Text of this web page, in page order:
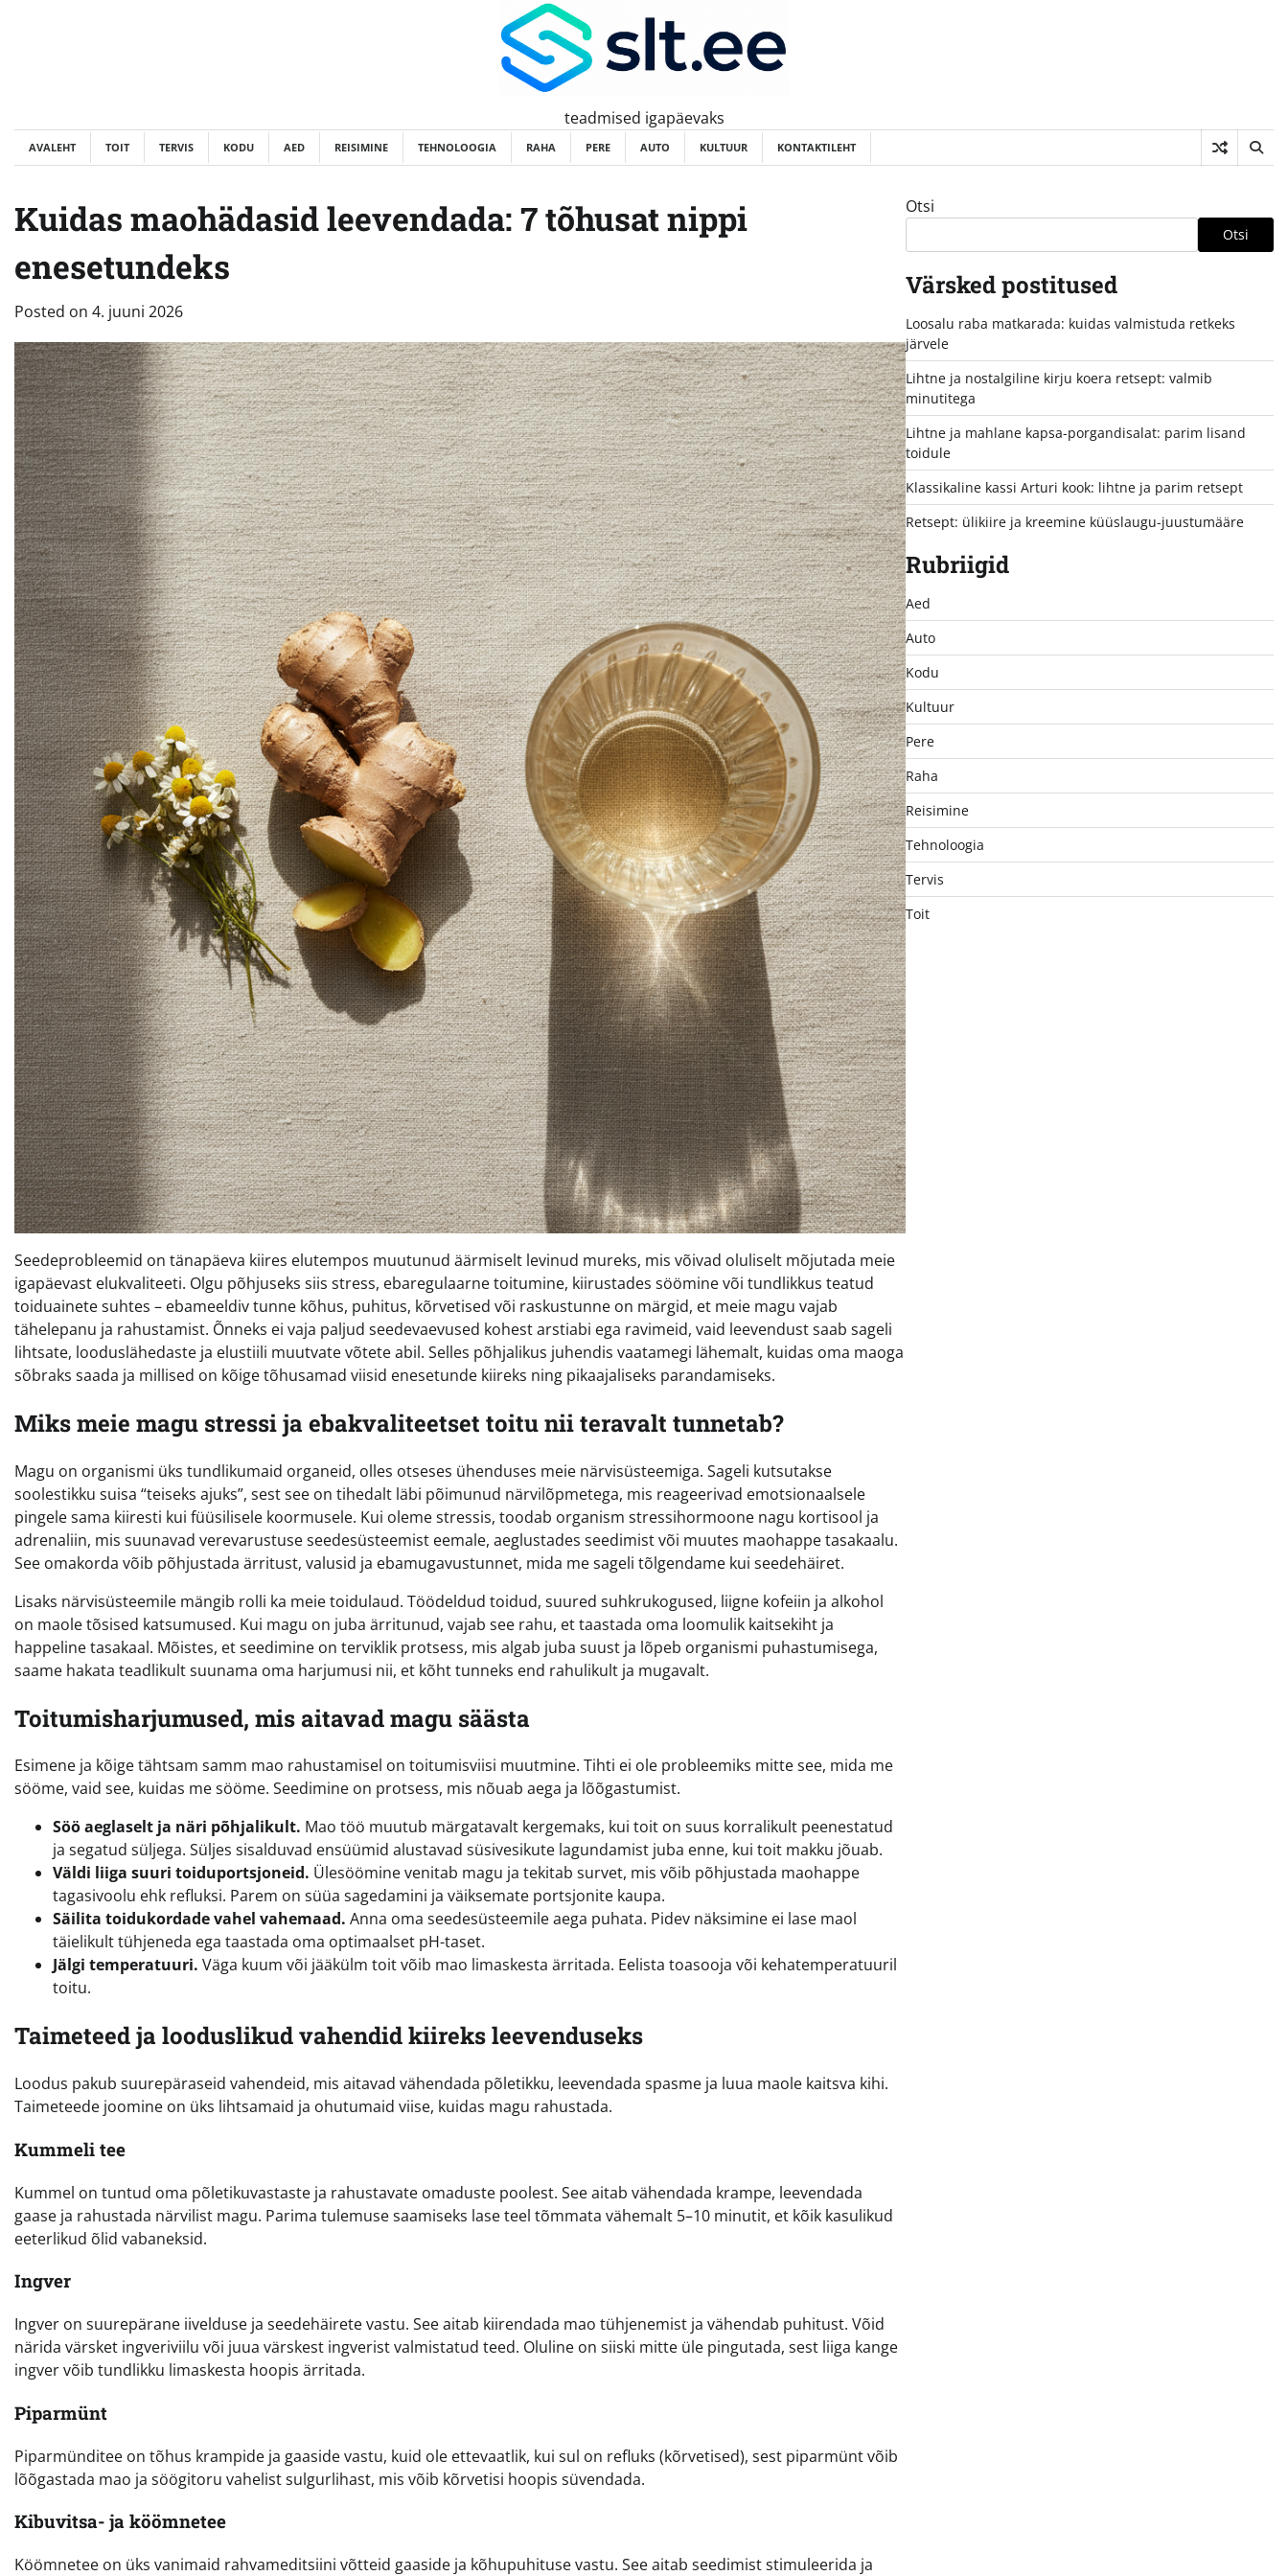
teadmised igapäevaks
AVALEHT TOIT TERVIS KODU AED REISIMINE TEHNOLOOGIA RAHA PERE AUTO KULTUUR KONTAKTILEHT
Kuidas maohädasid leevendada: 7 tõhusat nippi
enesetundeks
Posted on 4. juuni 2026
Seedeprobleemid on tänapäeva kiires elutempos muutunud äärmiselt levinud mureks, mis võivad oluliselt mõjutada meie
igapäevast elukvaliteeti. Olgu põhjuseks siis stress, ebaregulaarne toitumine, kiirustades söömine või tundlikkus teatud
toiduainete suhtes – ebameeldiv tunne kõhus, puhitus, kõrvetised või raskustunne on märgid, et meie magu vajab
tähelepanu ja rahustamist. Õnneks ei vaja paljud seedevaevused kohest arstiabi ega ravimeid, vaid leevendust saab sageli
lihtsate, looduslähedaste ja elustiili muutvate võtete abil. Selles põhjalikus juhendis vaatamegi lähemalt, kuidas oma maoga
sõbraks saada ja millised on kõige tõhusamad viisid enesetunde kiireks ning pikaajaliseks parandamiseks.
Miks meie magu stressi ja ebakvaliteetset toitu nii teravalt tunnetab?
Magu on organismi üks tundlikumaid organeid, olles otseses ühenduses meie närvisüsteemiga. Sageli kutsutakse
soolestikku suisa “teiseks ajuks”, sest see on tihedalt läbi põimunud närvilõpmetega, mis reageerivad emotsionaalsele
pingele sama kiiresti kui füüsilisele koormusele. Kui oleme stressis, toodab organism stressihormoone nagu kortisool ja
adrenaliin, mis suunavad verevarustuse seedesüsteemist eemale, aeglustades seedimist või muutes maohappe tasakaalu.
See omakorda võib põhjustada ärritust, valusid ja ebamugavustunnet, mida me sageli tõlgendame kui seedehäiret.
Lisaks närvisüsteemile mängib rolli ka meie toidulaud. Töödeldud toidud, suured suhkrukogused, liigne kofeiin ja alkohol
on maole tõsised katsumused. Kui magu on juba ärritunud, vajab see rahu, et taastada oma loomulik kaitsekiht ja
happeline tasakaal. Mõistes, et seedimine on terviklik protsess, mis algab juba suust ja lõpeb organismi puhastumisega,
saame hakata teadlikult suunama oma harjumusi nii, et kõht tunneks end rahulikult ja mugavalt.
Toitumisharjumused, mis aitavad magu säästa
Esimene ja kõige tähtsam samm mao rahustamisel on toitumisviisi muutmine. Tihti ei ole probleemiks mitte see, mida me
sööme, vaid see, kuidas me sööme. Seedimine on protsess, mis nõuab aega ja lõõgastumist.
Söö aeglaselt ja näri põhjalikult. Mao töö muutub märgatavalt kergemaks, kui toit on suus korralikult peenestatud
ja segatud süljega. Süljes sisalduvad ensüümid alustavad süsivesikute lagundamist juba enne, kui toit makku jõuab.
Väldi liiga suuri toiduportsjoneid. Ülesöömine venitab magu ja tekitab survet, mis võib põhjustada maohappe
tagasivoolu ehk refluksi. Parem on süüa sagedamini ja väiksemate portsjonite kaupa.
Säilita toidukordade vahel vahemaad. Anna oma seedesüsteemile aega puhata. Pidev näksimine ei lase maol
täielikult tühjeneda ega taastada oma optimaalset pH-taset.
Jälgi temperatuuri. Väga kuum või jääkülm toit võib mao limaskesta ärritada. Eelista toasooja või kehatemperatuuril
toitu.
Taimeteed ja looduslikud vahendid kiireks leevenduseks
Loodus pakub suurepäraseid vahendeid, mis aitavad vähendada põletikku, leevendada spasme ja luua maole kaitsva kihi.
Taimeteede joomine on üks lihtsamaid ja ohutumaid viise, kuidas magu rahustada.
Kummeli tee
Kummel on tuntud oma põletikuvastaste ja rahustavate omaduste poolest. See aitab vähendada krampe, leevendada
gaase ja rahustada närvilist magu. Parima tulemuse saamiseks lase teel tõmmata vähemalt 5–10 minutit, et kõik kasulikud
eeterlikud õlid vabaneksid.
Ingver
Ingver on suurepärane iivelduse ja seedehäirete vastu. See aitab kiirendada mao tühjenemist ja vähendab puhitust. Võid
närida värsket ingveriviilu või juua värskest ingverist valmistatud teed. Oluline on siiski mitte üle pingutada, sest liiga kange
ingver võib tundlikku limaskesta hoopis ärritada.
Piparmünt
Piparmünditee on tõhus krampide ja gaaside vastu, kuid ole ettevaatlik, kui sul on refluks (kõrvetised), sest piparmünt võib
lõõgastada mao ja söögitoru vahelist sulgurlihast, mis võib kõrvetisi hoopis süvendada.
Kibuvitsa- ja köömnetee
Köömnetee on üks vanimaid rahvameditsiini võtteid gaaside ja kõhupuhituse vastu. See aitab seedimist stimuleerida ja
Otsi
Otsi
Värsked postitused
Loosalu raba matkarada: kuidas valmistuda retkeks
järvele
Lihtne ja nostalgiline kirju koera retsept: valmib
minutitega
Lihtne ja mahlane kapsa-porgandisalat: parim lisand
toidule
Klassikaline kassi Arturi kook: lihtne ja parim retsept
Retsept: ülikiire ja kreemine küüslaugu-juustumääre
Rubriigid
Aed
Auto
Kodu
Kultuur
Pere
Raha
Reisimine
Tehnoloogia
Tervis
Toit